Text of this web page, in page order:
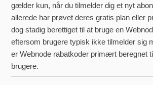
gælder kun, når du tilmelder dig et nyt
allerede har prøvet deres gratis plan eller
dog stadig berettiget til at bruge en
eftersom brugere typisk ikke tilmelder sig
er Webnode rabatkoder primært beregnet
brugere.